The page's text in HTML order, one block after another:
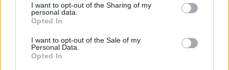
I want to opt-out of the Sharing of my
personal data.
Opted In
I want to opt-out of the Sale of my
Personal Data.
Opted In